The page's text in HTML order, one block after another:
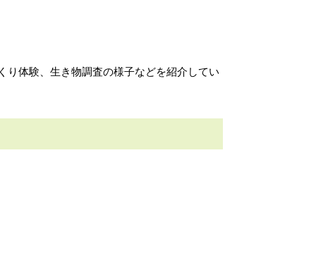
り体験、生き物調査の様子などを紹介してい